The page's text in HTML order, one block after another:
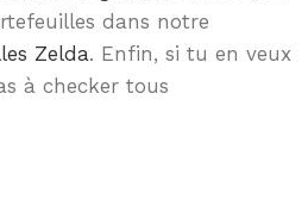
dans notre
Zelda. Enfin, si tu en veux
à checker tous